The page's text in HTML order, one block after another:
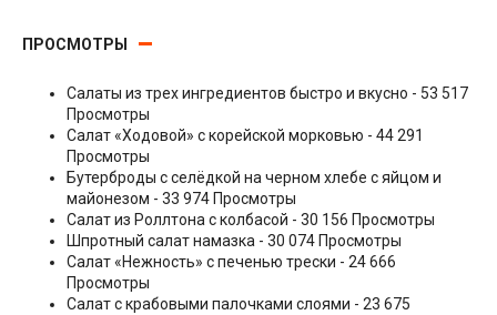
ПРОСМОТРЫ
Салаты из трех ингредиентов быстро и вкусно - 53 517
Просмотры
Салат «Ходовой» с корейской морковью - 44 291
Просмотры
Бутерброды с селёдкой на черном хлебе с яйцом и
майонезом - 33 974 Просмотры
Салат из Роллтона с колбасой - 30 156 Просмотры
Шпротный салат намазка - 30 074 Просмотры
Салат «Нежность» с печенью трески - 24 666
Просмотры
Салат с крабовыми палочками слоями - 23 675